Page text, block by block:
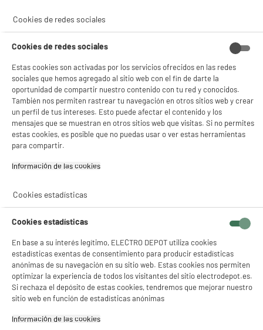
39€ 94
Cuyo0€02
2 €25
Recogemos
Garantía incluida :3 años
Hastaagosto 2029
Características
Marca
Cookies de redes sociales
Cookies de redes sociales
Estas cookies son activadas por los servicios ofrecidos en las redes
sociales que hemos agregado al sitio web con el fin de darte la
oportunidad de compartir nuestro contenido con tu red y conocidos.
También nos permiten rastrear tu navegación en otros sitios web y crear
un perfil de tus intereses. Esto puede afectar el contenido y los
mensajes que se muestran en otros sitios web que visitas. Si no permites
estas cookies, es posible que no puedas usar o ver estas herramientas
para compartir.
Información de las cookies‎
Cookies estadísticas
Cookies estadísticas
En base a su interés legítimo, ELECTRO DEPOT utiliza cookies
estadísticas exentas de consentimiento para producir estadísticas
anónimas de su navegación en su sitio web. Estas cookies nos permiten
optimizar la experiencia de todos los visitantes del sitio electrodepot.es.
Si rechaza el depósito de estas cookies, tendremos que mejorar nuestro
sitio web en función de estadísticas anónimas
Información de las cookies‎